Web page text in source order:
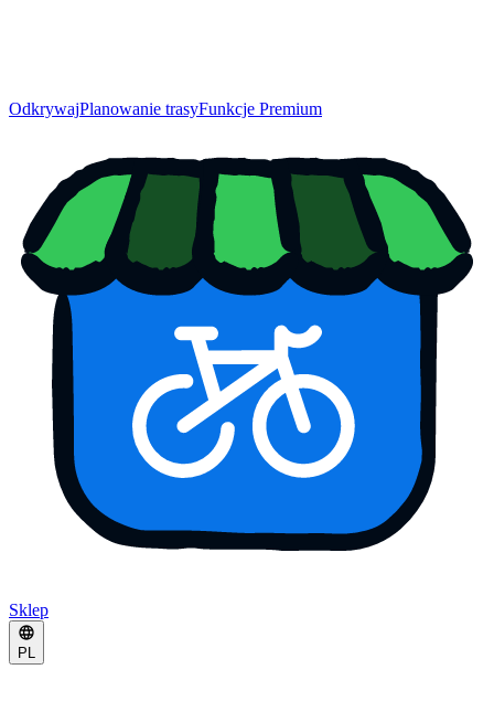
OdkrywajPlanowanie trasyFunkcje Premium
Sklep
PL